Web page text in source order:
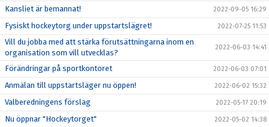
Kansliet är bemannat! 2022-09-05 16:29
Fysiskt hockeytorg under uppstartslägret! 2022-07-25 11:53
Vill du jobba med att stärka förutsättningarna inom en
organisation som vill utvecklas?
2022-06-03 14:41
Förändringar på sportkontoret 2022-06-03 07:01
Anmälan till uppstartsläger nu öppen! 2022-06-02 15:32
Valberedningens förslag 2022-05-17 20:19
Nu öppnar "Hockeytorget" 2022-05-02 14:38